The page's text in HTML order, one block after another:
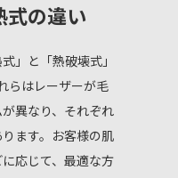
式の違い
」と「熱破壊式」
らはレーザーが毛
異なり、それぞれ
ます。 お客様の肌
応じて、最適な方